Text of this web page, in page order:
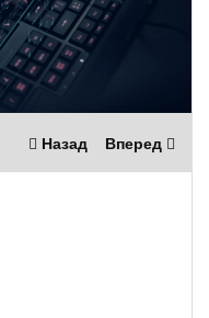
Вперед
Назад